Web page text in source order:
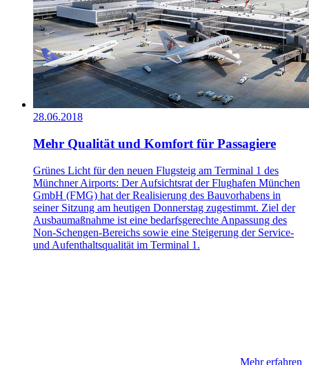
28.06.2018
Mehr Qualität und Komfort für Passagiere
Grünes Licht für den neuen Flugsteig am Terminal 1 des
Münchner Airports: Der Aufsichtsrat der Flughafen München
GmbH (FMG) hat der Realisierung des Bauvorhabens in
seiner Sitzung am heutigen Donnerstag zugestimmt. Ziel der
Ausbaumaßnahme ist eine bedarfsgerechte Anpassung des
Non-Schengen-Bereichs sowie eine Steigerung der Service-
und Aufenthaltsqualität im Terminal 1.
Mehr erfahren